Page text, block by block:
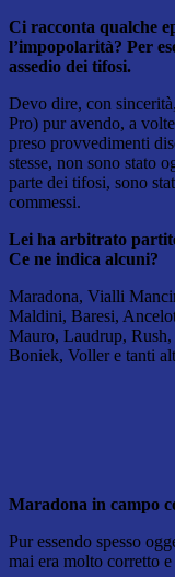
Ci racconta qualche
l’impopolarità? Per
assedio dei tifosi.
Devo dire, con
Pro) pur avendo, a
preso provvedimenti
stesse, non sono stato
parte dei tifosi, sono
commessi.
Lei ha arbitrato
Ce ne indica alcuni?
Maradona, Vialli
Maldini, Baresi,
Mauro, Laudrup,
Boniek, Voller e tanti
Maradona in campo
Pur essendo spesso
mai era molto corretto